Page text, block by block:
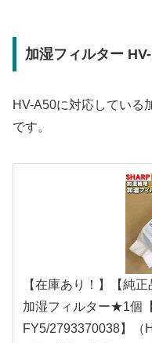
加湿フィルター
HV-A50に対応している
です。
【在庫あり！】【純
加湿フィルター★1個
FY5/2793370038】（